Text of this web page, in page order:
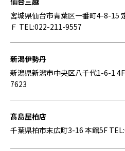
宮城県仙台市青葉区一番町4-8-15
Ｆ TEL:022-211-9557
新潟伊勢丹
新潟県新潟市中央区八千代1-6-1 4F
7623
髙島屋柏店
千葉県柏市末広町3-16 本館5F